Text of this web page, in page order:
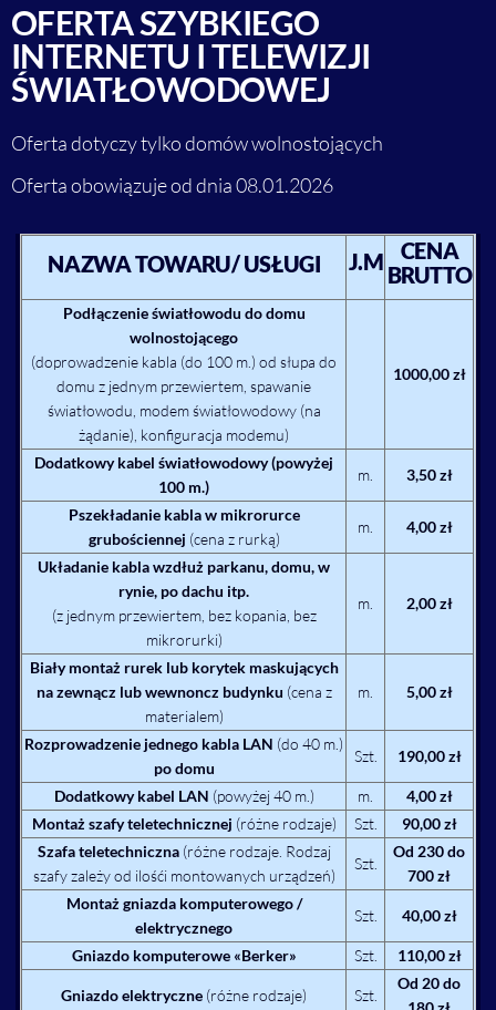
OFERTA SZYBKIEGO
INTERNETU I TELEWIZJI
ŚWIATŁOWODOWEJ
Oferta dotyczy tylko domów wolnostojących
Oferta obowiązuje od dnia 08.01.2026
NAZWA TOWARU/ USŁUGI J.M
CENA
BRUTTO
Podłączenie światłowodu do domu
wolnostojącego
(doprowadzenie kabla (do 100 m.) od słupa do
domu z jednym przewiertem, spawanie
światłowodu, modem światłowodowy (na
żądanie), konfiguracja modemu)
1000,00 zł
Dodatkowy kabel światłowodowy (powyżej
100 m.)
m. 3,50 zł
Pszekładanie kabla w mikrorurce
grubościennej (cena z rurką)
m. 4,00 zł
Układanie kabla wzdłuż parkanu, domu, w
rynie, po dachu itp.
(z jednym przewiertem, bez kopania, bez
mikrorurki)
m. 2,00 zł
Biały montaż rurek lub korytek maskujących
na zewnącz lub wewnoncz budynku (cena z
materialem)
m. 5,00 zł
Rozprowadzenie jednego kabla LAN (do 40 m.)
po domu
Szt. 190,00 zł
Dodatkowy kabel LAN (powyżej 40 m.) m.
4,00 zł
Montaż szafy teletechnicznej (różne rodzaje) Szt.
90,00 zł
Szafa teletechniczna(różne rodzaje. Rodzaj
szafy zależy od ilośći montowanych urządzeń)
Szt.
Od 230 do
700 zł
Montaż gniazda komputerowego /
elektrycznego
Szt. 40,00 zł
Gniazdo komputerowe «Berker» Szt. 110,00 zł
Gniazdo elektryczne (różne rodzaje) Szt.
Od 20 do